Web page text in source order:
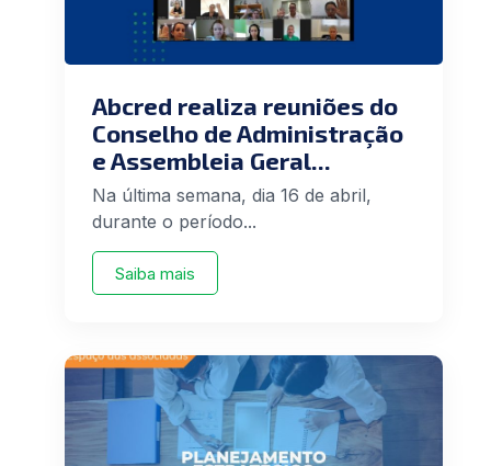
Abcred realiza reuniões do
Conselho de Administração
e Assembleia Geral...
Na última semana, dia 16 de abril,
durante o período...
Saiba mais